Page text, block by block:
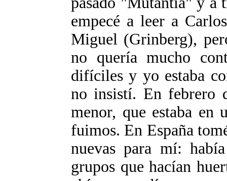
empecé a leer a
Miguel (Grinberg),
no quería mucho
difíciles y yo estaba
no insistí. En febrero
menor, que estaba en
fuimos. En España
nuevas para mí:
grupos que hacían